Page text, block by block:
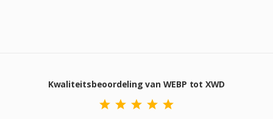
Kwaliteitsbeoordeling van WEBP tot XWD